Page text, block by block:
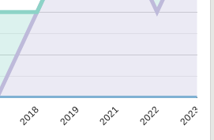
2018 2019 2021 2022 2023